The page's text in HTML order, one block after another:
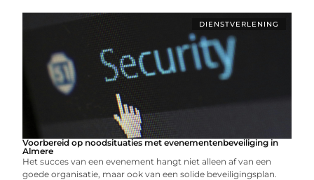
DIENSTVERLENING
Voorbereid op noodsituaties met evenementenbeveiliging in
Almere
Het succes van een evenement hangt niet alleen af van een
goede organisatie, maar ook van een solide beveiligingsplan.